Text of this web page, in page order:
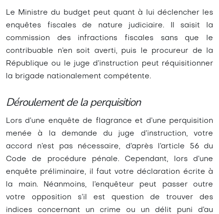
Le Ministre du budget peut quant à lui déclencher les
enquêtes fiscales de nature judiciaire. Il saisit la
commission des infractions fiscales sans que le
contribuable n’en soit averti, puis le procureur de la
République ou le juge d’instruction peut réquisitionner
la brigade nationalement compétente.
Déroulement de la perquisition
Lors d’une enquête de flagrance et d’une perquisition
menée à la demande du juge d’instruction, votre
accord n’est pas nécessaire, d’après l’article 56 du
Code de procédure pénale. Cependant, lors d’une
enquête préliminaire, il faut votre déclaration écrite à
la main. Néanmoins, l’enquêteur peut passer outre
votre opposition s’il est question de trouver des
indices concernant un crime ou un délit puni d’au